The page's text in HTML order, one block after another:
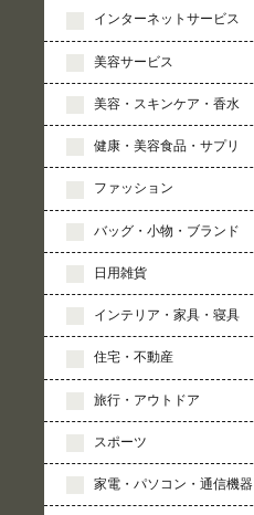
インターネットサービス
美容サービス
美容・スキンケア・香水
健康・美容食品・サプリ
ファッション
バッグ・小物・ブランド
日用雑貨
インテリア・家具・寝具
住宅・不動産
旅行・アウトドア
スポーツ
家電・パソコン・通信機器